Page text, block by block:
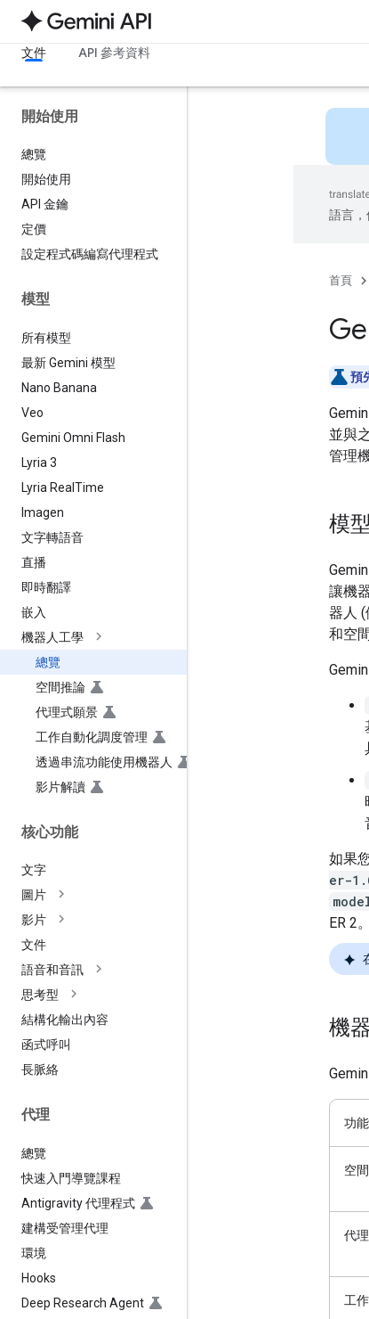
文件 API 參考資料
開始使用
總覽
開始使用
API 金鑰
定價
設定程式碼編寫代理程式
模型
所有模型
最新 Gemini 模型
Nano Banana
Veo
Gemini Omni Flash
Lyria 3
Lyria Real Time
Imagen
文字轉語音
直播
即時翻譯
嵌入
機器人工學
總覽
空間推論
代理式願景
工作自動化調度管理
透過串流功能使用機器人
影片解讀
核心功能
文字
圖片
影片
文件
語音和音訊
思考型
結構化輸出內容
函式呼叫
長脈絡
代理
總覽
快速入門導覽課程
Antigravity 代理程式
建構受管理代理
環境
Hooks
Deep Research Agent
語言，
首頁
預
並與
管理
模型
讓機
器人
和空
如果
er-
ER 2
機
功能
空
代
工